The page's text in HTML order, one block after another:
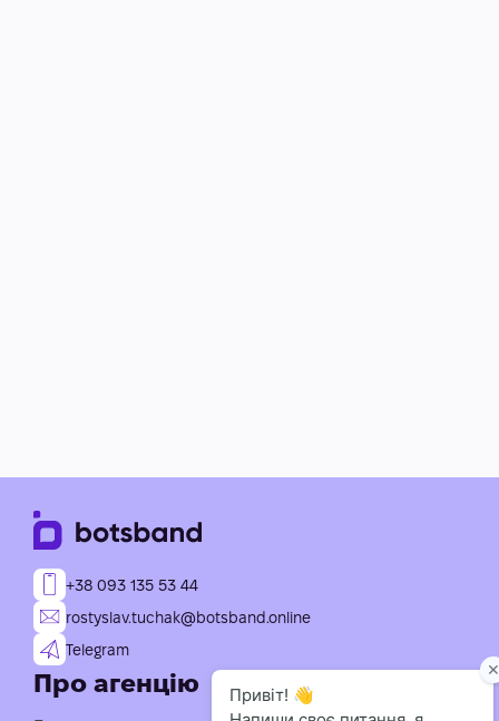
+38 093 135 53 44
rostyslav.tuchak@botsband.online
Telegram
Про агенцію Послуги